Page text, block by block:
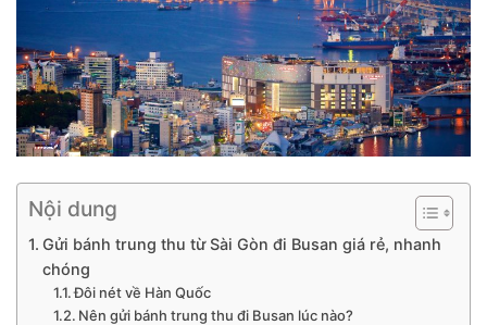
Nội dung
Gửi bánh trung thu từ Sài Gòn đi Busan giá rẻ, nhanh
chóng
Đôi nét về Hàn Quốc
Nên gửi bánh trung thu đi Busan lúc nào?